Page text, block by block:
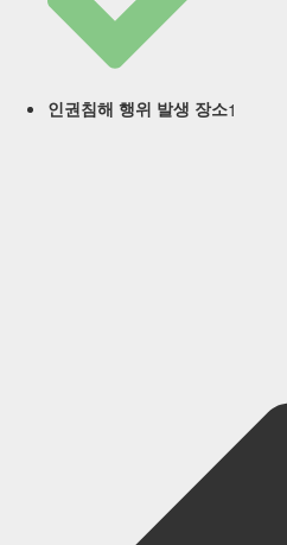
인권침해 행위 발생 장소1